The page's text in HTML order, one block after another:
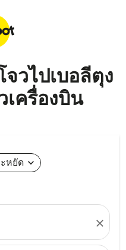
จวไปเบอลีตุง
ครื่องบิน
ะหยัด expand_more
close